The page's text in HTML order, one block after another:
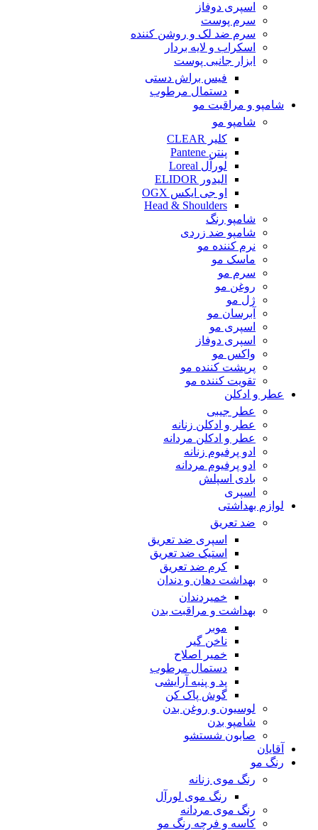
اسپری دوفاز
سرم پوست
سرم ضد لک و روشن کننده
اسکراب و لایه بردار
ابزار جانبی پوست
فیس براش دستی
دستمال مرطوب
شامپو و مراقبت مو
شامپو مو
کلیر CLEAR
پنتن Pantene
لورآل Loreal
الیدور ELIDOR
او جی ایکس OGX
Head & Shoulders
شامپو رنگ
شامپو ضد زردی
نرم کننده مو
ماسک مو
سرم مو
روغن مو
ژل مو
آبرسان مو
اسپری مو
اسپری دوفاز
واکس مو
پرپشت کننده مو
تقویت کننده مو
عطر و ادکلن
عطر جیبی
عطر و ادکلن زنانه
عطر و ادکلن مردانه
ادو پرفیوم زنانه
ادو پرفیوم مردانه
بادی اسپلش
اسپری
لوازم بهداشتی
ضد تعریق
اسپری ضد تعریق
استیک ضد تعریق
کرم ضد تعریق
بهداشت دهان و دندان
خمیردندان
بهداشت و مراقبت بدن
موبر
ناخن گیر
خمیر اصلاح
دستمال مرطوب
پد و پنبه آرایشی
گوش پاک کن
لوسیون و روغن بدن
شامپو بدن
صابون شستشو
آقایان
رنگ مو
رنگ موی زنانه
رنگ موی لورآل
رنگ موی مردانه
کاسه و فرچه رنگ مو